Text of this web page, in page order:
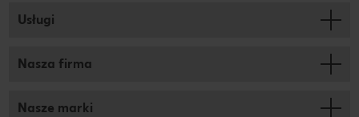
Usługi
Nasza firma
Nasze marki